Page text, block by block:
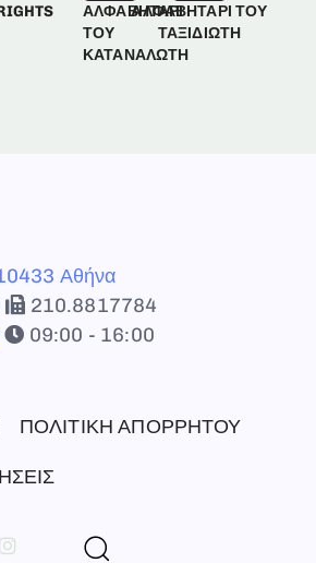
ΑΛΦΑΒΗΤΑΡΙ
ΤΟΥ
ΚΑΤΑΝΑΛΩΤΗ
ΑΛΦΑΒΗΤΑΡΙ ΤΟΥ
ΤΑΞΙΔΙΩΤΗ
Αθήνα
210.8817784
09:00 - 16:00
ΠΟΛΙΤΙΚΗ ΑΠΟΡΡΗΤΟΥ